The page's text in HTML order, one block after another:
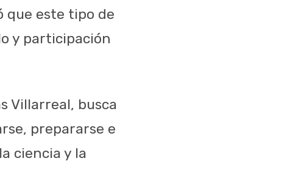
que este tipo de
y participación
Villarreal, busca
prepararse e
ciencia y la